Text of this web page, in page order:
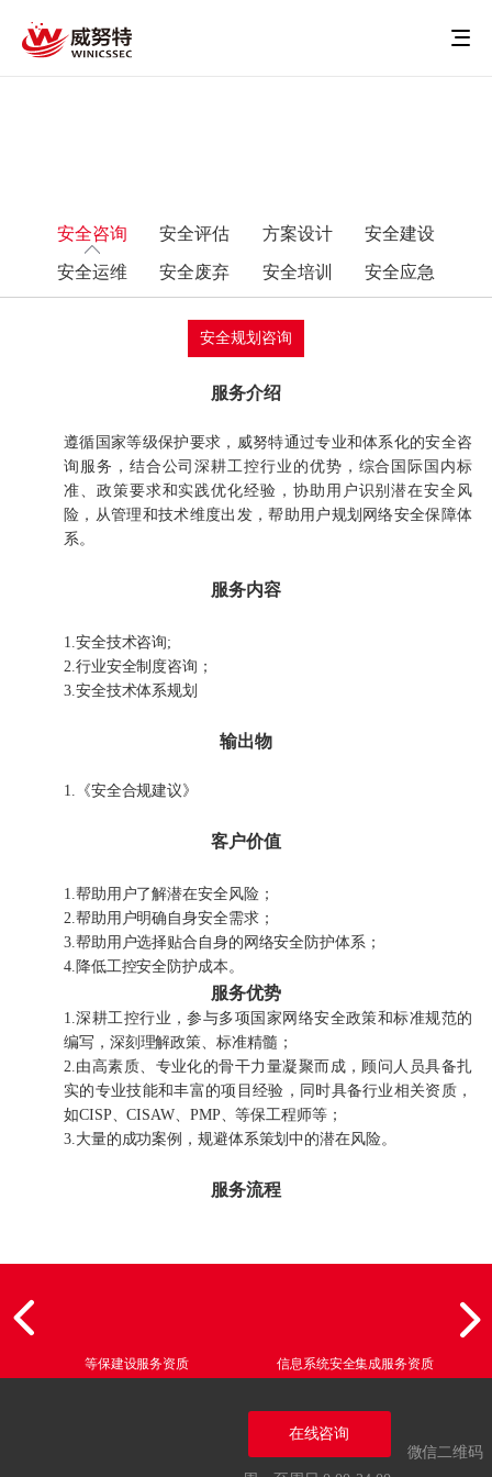
安全咨询 安全评估 方案设计 安全建设
安全运维 安全废弃 安全培训 安全应急
安全规划咨询
服务介绍
遵循国家等级保护要求，威努特通过专业和体系化的安全咨
询服务，结合公司深耕工控行业的优势，综合国际国内标
准、政策要求和实践优化经验，协助用户识别潜在安全风
险，从管理和技术维度出发，帮助用户规划网络安全保障体
系。
服务内容
1.安全技术咨询;
2.行业安全制度咨询；
3.安全技术体系规划
输出物
1.《安全合规建议》
客户价值
1.帮助用户了解潜在安全风险；
2.帮助用户明确自身安全需求；
3.帮助用户选择贴合自身的网络安全防护体系；
4.降低工控安全防护成本。
服务优势
1.深耕工控行业，参与多项国家网络安全政策和标准规范的
编写，深刻理解政策、标准精髓；
2.由高素质、专业化的骨干力量凝聚而成，顾问人员具备扎
实的专业技能和丰富的项目经验，同时具备行业相关资质，
如CISP、CISAW、PMP、等保工程师等；
3.大量的成功案例，规避体系策划中的潜在风险。
服务流程
等保建设服务资质 信息系统安全集成服务资质
微信二维码
在线咨询